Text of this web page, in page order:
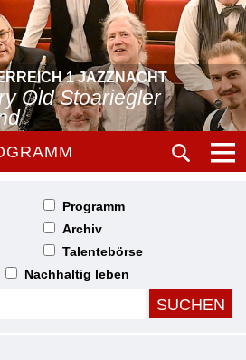
1 JAZZNACHT
Old Stoariegler
Programm
Archiv
Talentebörse
Nachhaltig leben